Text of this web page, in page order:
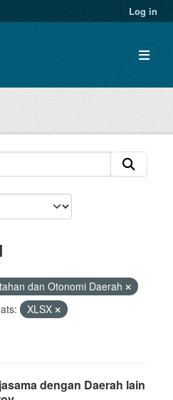
Log in
dan Otonomi Daerah
XLSX
dengan Daerah lain